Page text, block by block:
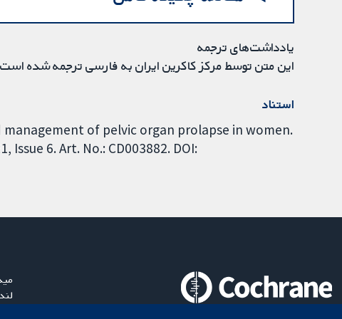
یادداشت‌های ترجمه
این متن توسط مرکز کاکرین ایران به فارسی ترجمه شده
استناد
of pelvic organ prolapse in women.
6. Art. No.: CD003882. DOI: